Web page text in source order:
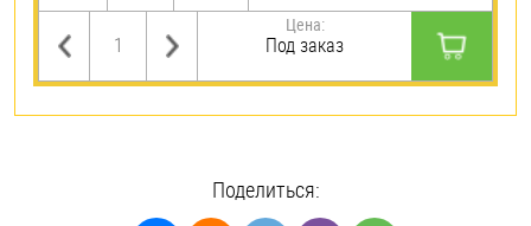
Цена:
Под заказ
Поделиться: